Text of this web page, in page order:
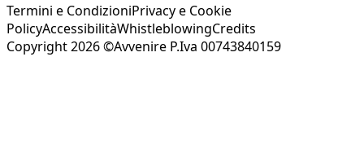
Termini e CondizioniPrivacy e Cookie
PolicyAccessibilitàWhistleblowingCredits
Copyright 2026 ©Avvenire P.Iva 00743840159